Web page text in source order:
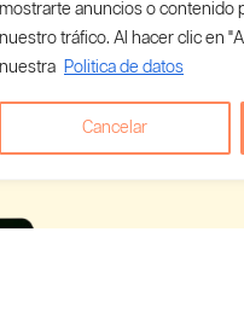
mostrarte anuncios o contenido
nuestro tráfico. Al hacer clic en
nuestra Politica de datos
Cancelar